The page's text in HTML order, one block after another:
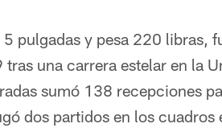
pulgadas y pesa 220 libras,
una carrera estelar en la
sumó 138 recepciones
dos partidos en los cuadros